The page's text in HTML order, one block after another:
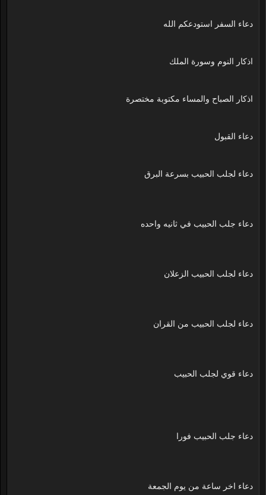
دعاء السفر استودعكم الله
اذكار النوم وسورة الملك
اذكار الصباح والمساء مكتوبة مختصرة
دعاء القبول
دعاء لجلب الحبيب بسرعة البرق
دعاء جلب الحبيب في ثانيه واحده
دعاء لجلب الحبيب الزعلان
دعاء لجلب الحبيب من القران
دعاء قوي لجلب الحبيب
دعاء جلب الحبيب فورا
دعاء اخر ساعة من يوم الجمعة